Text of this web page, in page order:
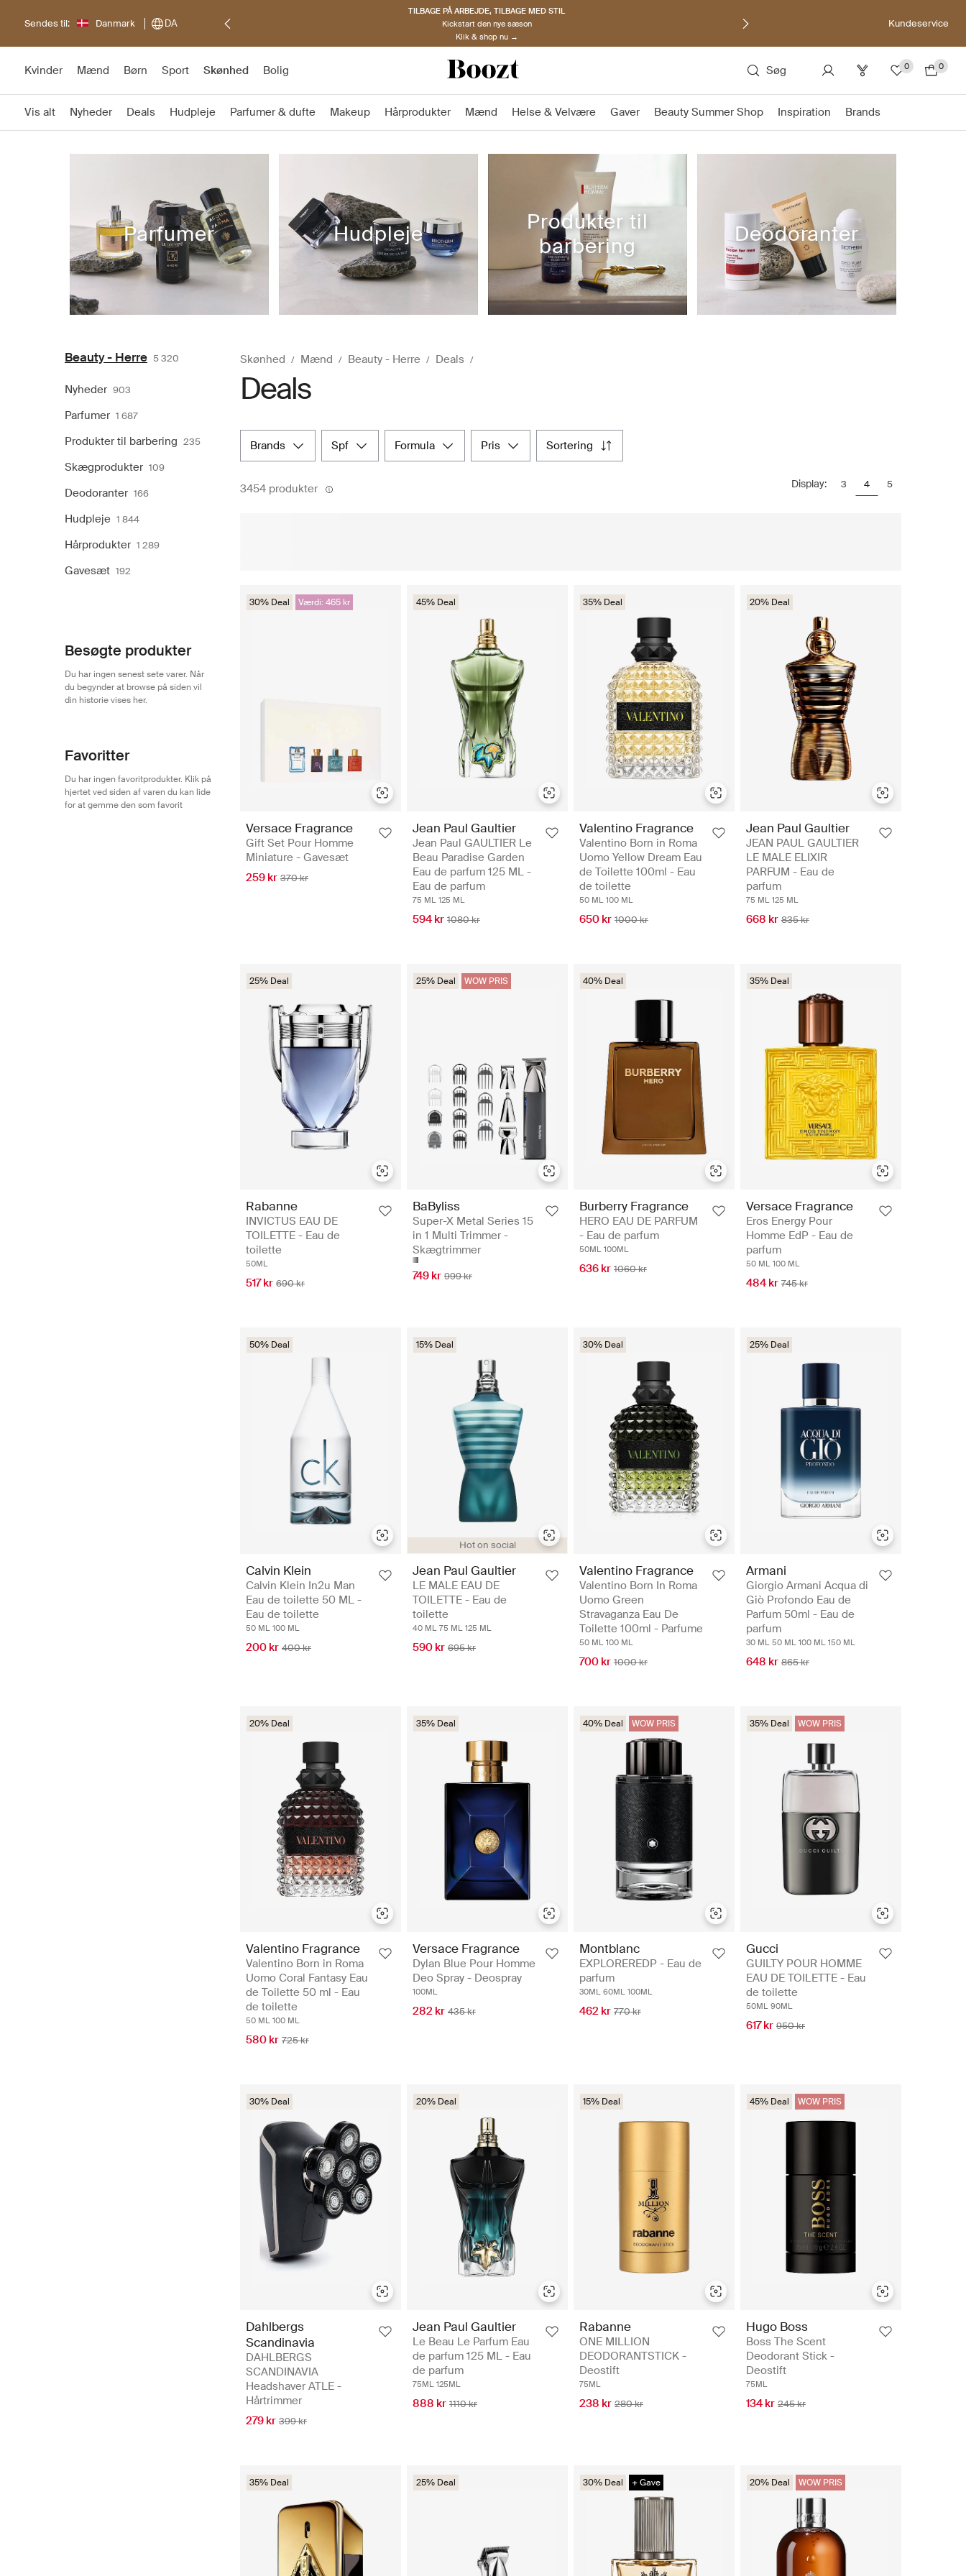
Sendes til: Danmark DA
TILBAGE PÅ ARBEJDE, TILBAGE MED STIL
Kickstart den nye sæson
Klik & shop nu →
Kundeservice
Kvinder Mænd Børn Sport Skønhed Bolig Søg 0 0
Vis alt Nyheder Deals Hudpleje Parfumer & dufte Makeup Hårprodukter Mænd Helse & Velvære Gaver Beauty Summer Shop Inspiration Brands
Parfumer Hudpleje
Produkter til
barbering
Deodoranter
Beauty - Herre 5 320
Nyheder 903
Parfumer 1 687
Produkter til barbering 235
Skægprodukter 109
Deodoranter 166
Hudpleje 1 844
Hårprodukter 1 289
Gavesæt 192
Besøgte produkter
Du har ingen senest sete varer. Når
du begynder at browse på siden vil
din historie vises her.
Favoritter
Du har ingen favoritprodukter. Klik på
hjertet ved siden af varen du kan lide
for at gemme den som favorit
Skønhed Mænd Beauty - Herre Deals
Deals
brands spf formula pris sortering
3454 produkter Display: 3 4 5
30% Deal Værdi: 465 kr
Versace Fragrance
Gift Set Pour Homme
Miniature - Gavesæt
259 kr 370 kr
45% Deal
Jean Paul Gaultier
Jean Paul GAULTIER Le
Beau Paradise Garden
Eau de parfum 125 ML -
Eau de parfum
75 ML 125 ML
594 kr 1080 kr
35% Deal
Valentino Fragrance
Valentino Born in Roma
Uomo Yellow Dream Eau
de Toilette 100ml - Eau
de toilette
50 ML 100 ML
650 kr 1000 kr
20% Deal
Jean Paul Gaultier
JEAN PAUL GAULTIER
LE MALE ELIXIR
PARFUM - Eau de
parfum
75 ML 125 ML
668 kr 835 kr
25% Deal
Rabanne
INVICTUS EAU DE
TOILETTE - Eau de
toilette
50ML
517 kr 690 kr
25% Deal WOW PRIS
BaByliss
Super-X Metal Series 15
in 1 Multi Trimmer -
Skægtrimmer
749 kr 999 kr
40% Deal
Burberry Fragrance
HERO EAU DE PARFUM
- Eau de parfum
50ML 100ML
636 kr 1060 kr
35% Deal
Versace Fragrance
Eros Energy Pour
Homme EdP - Eau de
parfum
50 ML 100 ML
484 kr 745 kr
50% Deal
Calvin Klein
Calvin Klein In2u Man
Eau de toilette 50 ML -
Eau de toilette
50 ML 100 ML
200 kr 400 kr
Hot on social
15% Deal
Jean Paul Gaultier
LE MALE EAU DE
TOILETTE - Eau de
toilette
40 ML 75 ML 125 ML
590 kr 695 kr
30% Deal
Valentino Fragrance
Valentino Born In Roma
Uomo Green
Stravaganza Eau De
Toilette 100ml - Parfume
50 ML 100 ML
700 kr 1000 kr
25% Deal
Armani
Giorgio Armani Acqua di
Giò Profondo Eau de
Parfum 50ml - Eau de
parfum
30 ML 50 ML 100 ML 150 ML
648 kr 865 kr
20% Deal
Valentino Fragrance
Valentino Born in Roma
Uomo Coral Fantasy Eau
de Toilette 50 ml - Eau
de toilette
50 ML 100 ML
580 kr 725 kr
35% Deal
Versace Fragrance
Dylan Blue Pour Homme
Deo Spray - Deospray
100ML
282 kr 435 kr
40% Deal WOW PRIS
Montblanc
EXPLOREREDP - Eau de
parfum
30ML 60ML 100ML
462 kr 770 kr
35% Deal WOW PRIS
Gucci
GUILTY POUR HOMME
EAU DE TOILETTE - Eau
de toilette
50ML 90ML
617 kr 950 kr
30% Deal
Dahlbergs
Scandinavia
DAHLBERGS
SCANDINAVIA
Headshaver ATLE -
Hårtrimmer
279 kr 399 kr
20% Deal
Jean Paul Gaultier
Le Beau Le Parfum Eau
de parfum 125 ML - Eau
de parfum
75ML 125ML
888 kr 1110 kr
15% Deal
Rabanne
ONE MILLION
DEODORANTSTICK -
Deostift
75ML
238 kr 280 kr
45% Deal WOW PRIS
Hugo Boss
Boss The Scent
Deodorant Stick -
Deostift
75ML
134 kr 245 kr
35% Deal 25% Deal 30% Deal + Gave 20% Deal WOW PRIS